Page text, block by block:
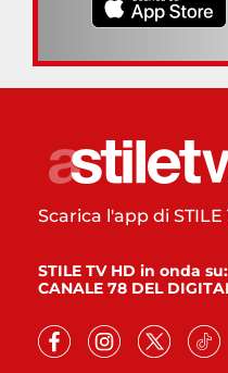
Scarica l'app di STILE
STILE TV HD in onda su:
CANALE 78 DEL